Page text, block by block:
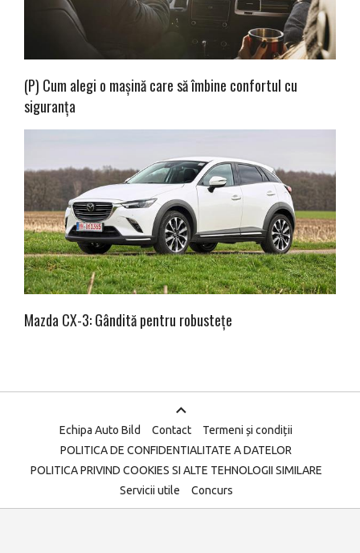
(P) Cum alegi o mașină care să îmbine confortul cu
siguranța
Mazda CX-3: Gândită pentru robustețe
Echipa Auto Bild Contact
Termeni și condiții
POLITICA DE CONFIDENTIALITATE A DATELOR
POLITICA PRIVIND COOKIES SI ALTE TEHNOLOGII SIMILARE
Servicii utile
Concurs